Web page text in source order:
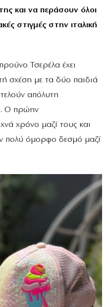
και να περάσουν όλοι
στιγμές στην ιταλική
Τσερέλα έχει
σχέση με τα δύο παιδιά
απόλυτη
Ο πρώην
χρόνο μαζί τους και
πολύ όμορφο δεσμό μαζί